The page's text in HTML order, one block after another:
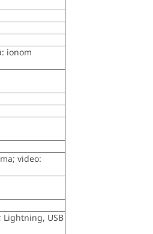
ionom
video:
Lightning, USB